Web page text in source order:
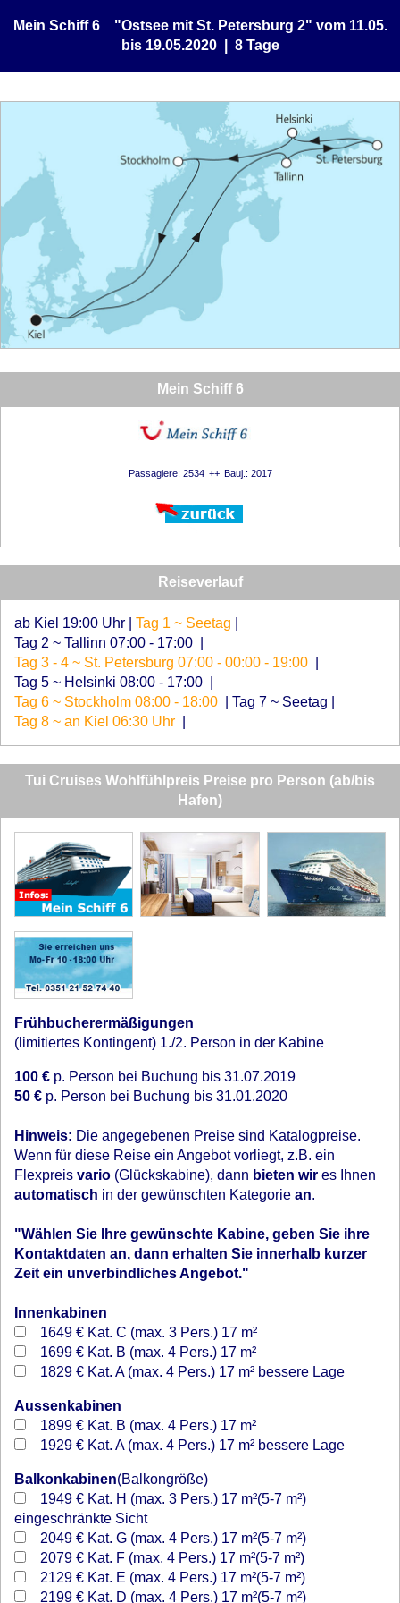
Mein Schiff 6 "Ostsee mit St. Petersburg 2" vom 11.05.
bis 19.05.2020 | 8 Tage
Mein Schiff 6
Passagiere: 2534 Bauj.: 2017
Reiseverlauf
ab Kiel 19:00 Uhr Tag 1 ~ Seetag
Tag 2 ~ Tallinn 07:00 - 17:00
Tag 3 - 4 ~ St. Petersburg 07:00 - 00:00 - 19:00
Tag 5 ~ Helsinki 08:00 - 17:00
Tag 6 ~ Stockholm 08:00 - 18:00
Tag 7 ~ Seetag
Tag 8 ~ an Kiel 06:30 Uhr
Tui Cruises Wohlfühlpreis Preise pro Person (ab/bis
Hafen)
Frühbucherermäßigungen
(limitiertes Kontingent) 1./2. Person in der Kabine
100 € p. Person bei Buchung bis 31.07.2019
50 € p. Person bei Buchung bis 31.01.2020
Hinweis: Die angegebenen Preise sind Katalogpreise.
Wenn für diese Reise ein Angebot vorliegt, z.B. ein
Flexpreis vario (Glückskabine), dann bieten wir es Ihnen
automatisch in der gewünschten Kategorie an.
"Wählen Sie Ihre gewünschte Kabine, geben Sie ihre
Kontaktdaten an, dann erhalten Sie innerhalb kurzer
Zeit ein unverbindliches Angebot."
Innenkabinen
1649 € Kat. C (max. 3 Pers.) 17 m²
1699 € Kat. B (max. 4 Pers.) 17 m²
1829 € Kat. A (max. 4 Pers.) 17 m² bessere Lage
Aussenkabinen
1899 € Kat. B (max. 4 Pers.) 17 m²
1929 € Kat. A (max. 4 Pers.) 17 m² bessere Lage
Balkonkabinen(Balkongröße)
1949 € Kat. H (max. 3 Pers.) 17 m²(5-7 m²)
eingeschränkte Sicht
2049 € Kat. G (max. 4 Pers.) 17 m²(5-7 m²)
2079 € Kat. F (max. 4 Pers.) 17 m²(5-7 m²)
2129 € Kat. E (max. 4 Pers.) 17 m²(5-7 m²)
2199 € Kat. D (max. 4 Pers.) 17 m²(5-7 m²)